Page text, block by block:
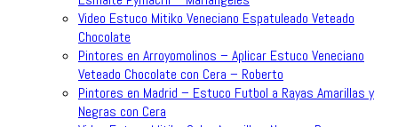
Video Estuco Mitiko Veneciano Espatuleado Veteado
Chocolate
Pintores en Arroyomolinos – Aplicar Estuco Veneciano
Veteado Chocolate con Cera – Roberto
Pintores en Madrid – Estuco Futbol a Rayas Amarillas y
Negras con Cera